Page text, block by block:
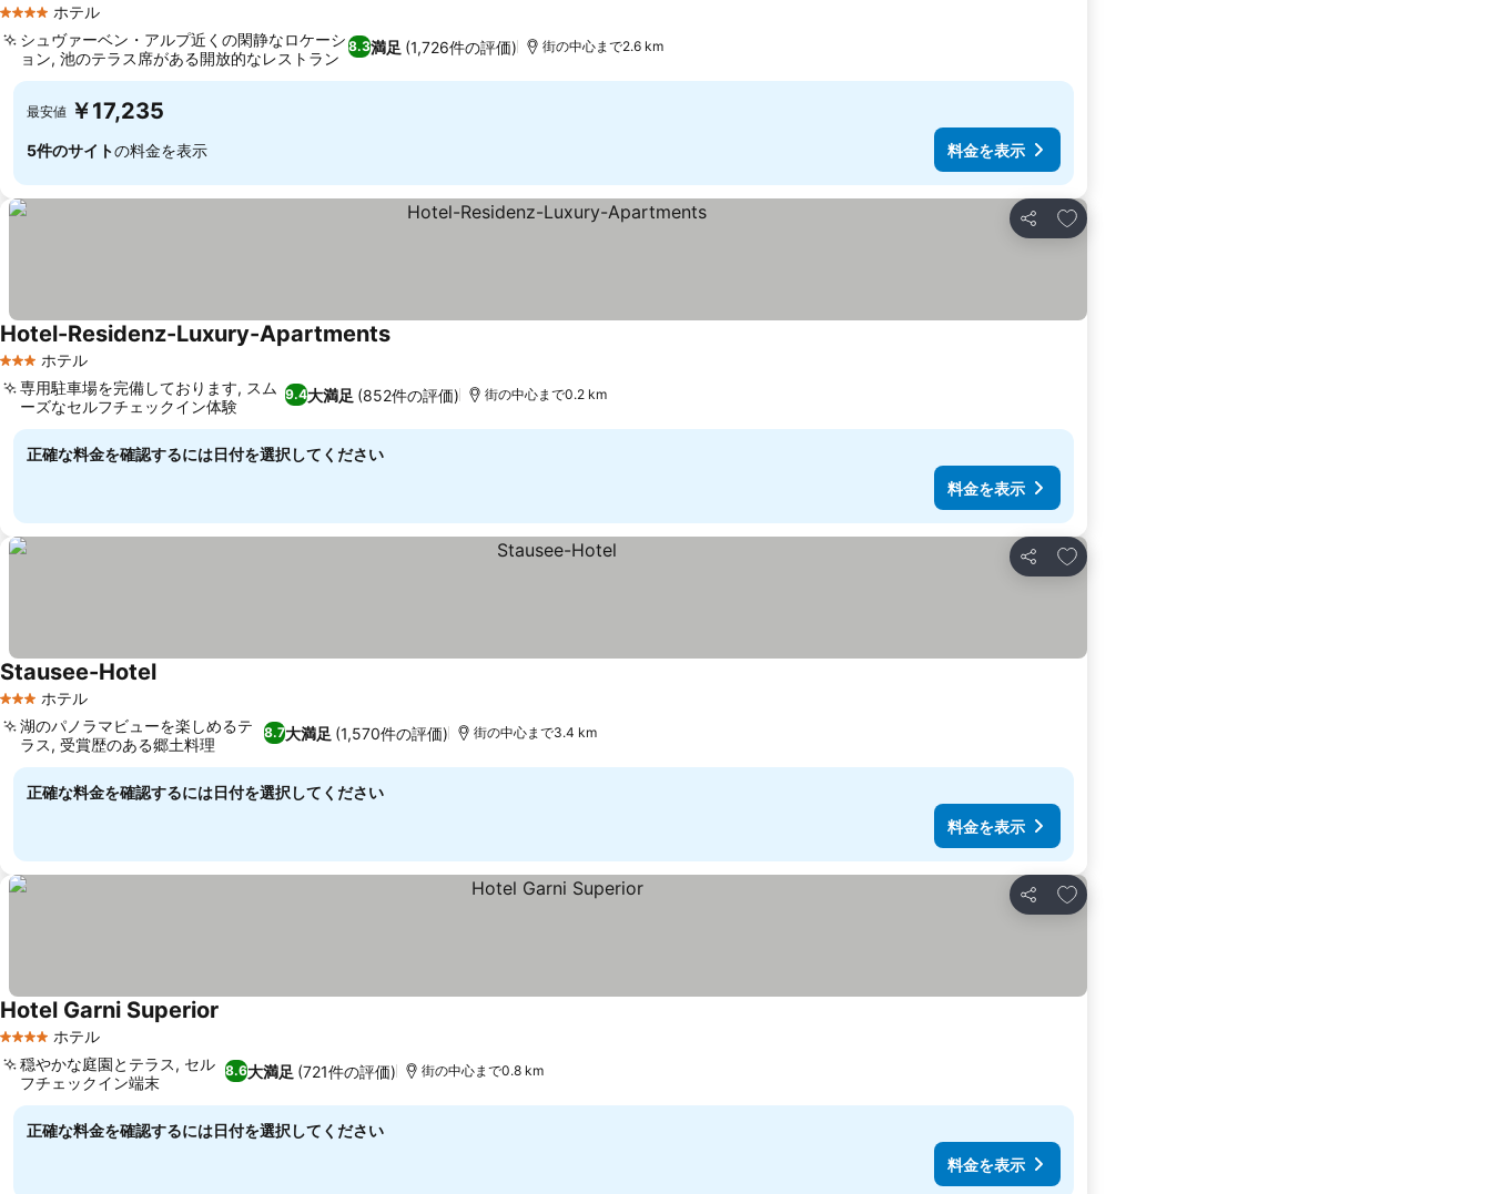
4 ホテルのランク
ホテル
8.3満足 (1,726件の評価)
シュヴァーベン・アルプ近くの閑静なロケーシ
ョン, 池のテラス席がある開放的なレストラン
街の中心まで2.6 km
最安値 ￥17,235
5件のサイトの料金を表示 料金を表示
シェア
お気に入りに追加
3 ホテルのランク
ホテル
Hotel-Residenz-Luxury-Apartments
9.4大満足 (852件の評価)
専用駐車場を完備しております, スム
ーズなセルフチェックイン体験
街の中心まで0.2 km
正確な料金を確認するには日付を選択してください
料金を表示
シェア
お気に入りに追加
3 ホテルのランク
ホテル
Stausee-Hotel
8.7大満足 (1,570件の評価)
湖のパノラマビューを楽しめるテ
ラス, 受賞歴のある郷土料理
街の中心まで3.4 km
正確な料金を確認するには日付を選択してください
料金を表示
シェア
お気に入りに追加
4 ホテルのランク
ホテル
Hotel Garni Superior
8.6大満足 (721件の評価)
穏やかな庭園とテラス, セル
フチェックイン端末
街の中心まで0.8 km
正確な料金を確認するには日付を選択してください
料金を表示